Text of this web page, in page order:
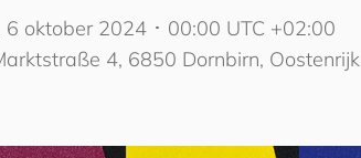
oktober 2024 ･ 00:00 UTC +02:00
4, 6850 Dornbirn, Oostenrijk